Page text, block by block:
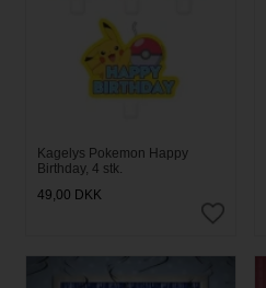
Kagelys Pokemon Happy
Birthday, 4 stk.
49,00 DKK